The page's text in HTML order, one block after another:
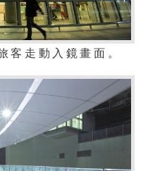
客走動入鏡畫面 。